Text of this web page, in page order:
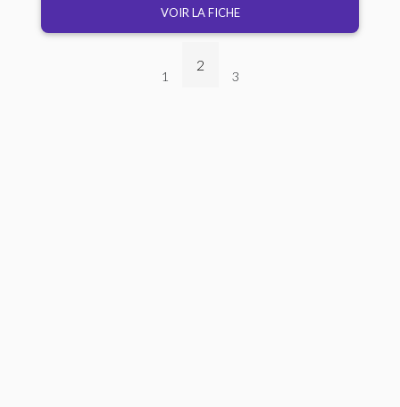
VOIR LA FICHE
1
2
3